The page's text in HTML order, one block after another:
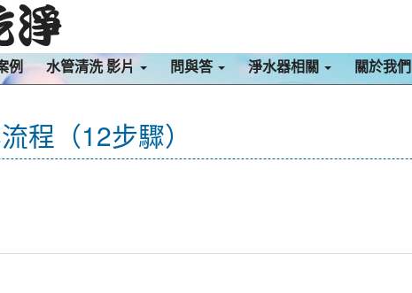
例 水管清洗 影片 問與答 淨水器相關 關於我們
程（12步驟）